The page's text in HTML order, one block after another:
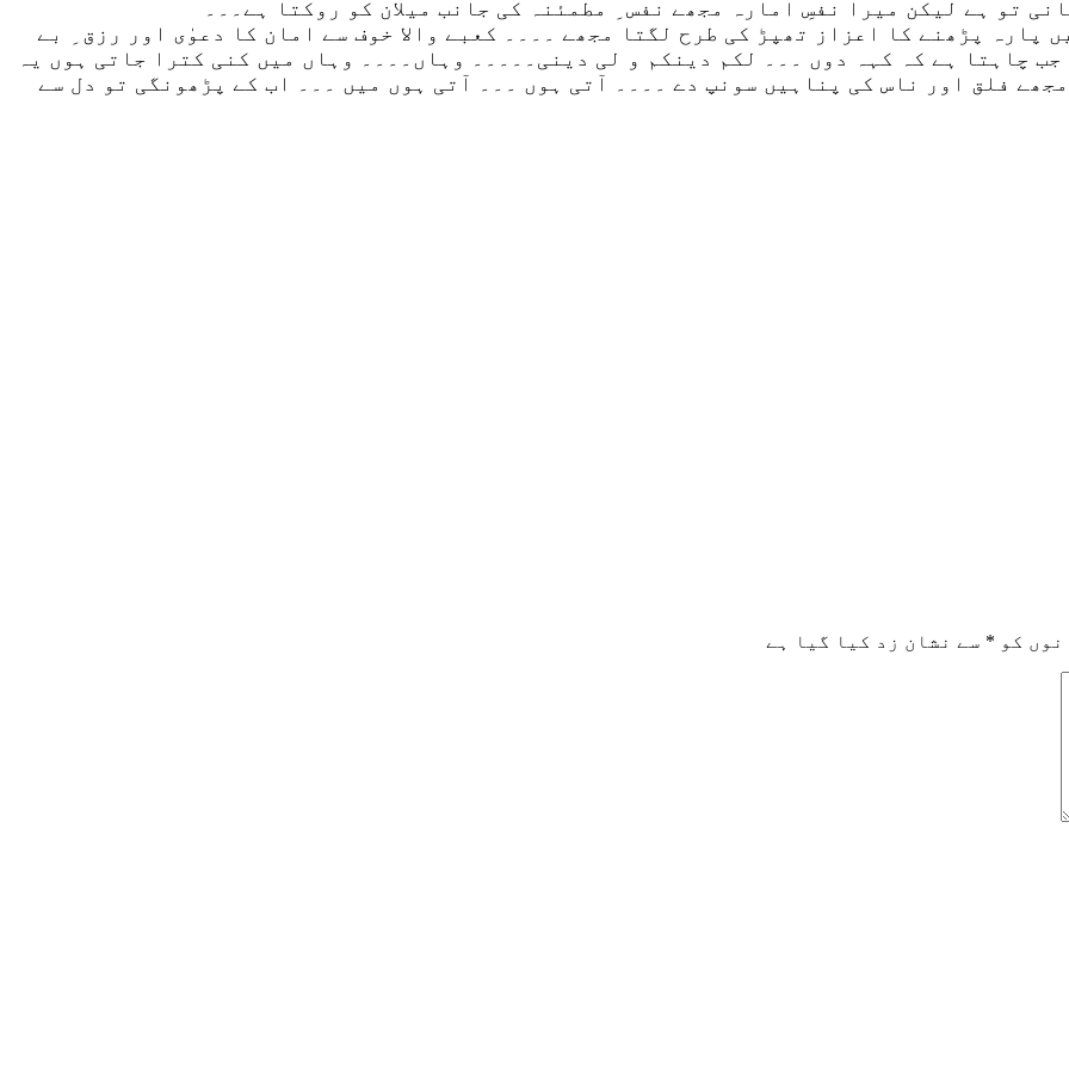
تو ہے لیکن میرا نفسِ امارہ مجھے نفس ِ مطمئنہ کی جانب میلان کو روکتا ہے۔۔۔
پارہ پڑھنے کا اعزاز تھپڑ کی طرح لگتا مجھے ۔۔۔۔ کعبے والا خوف سے امان کا دعوٰی اور رزق ِ بے
چاہتا ہے کہ کہہ دوں ۔۔۔ لکم دینکم و لی دینی۔۔۔۔۔ وہاں۔۔۔۔ وہاں میں کنی کترا جاتی ہوں یہ
فلق اور ناس کی پناہیں سونپ دے ۔۔۔۔ آتی ہوں ۔۔۔ آتی ہوں میں ۔۔۔ اب کے پڑھونگی تو دل سے
کو * سے نشان زد کیا گیا ہے